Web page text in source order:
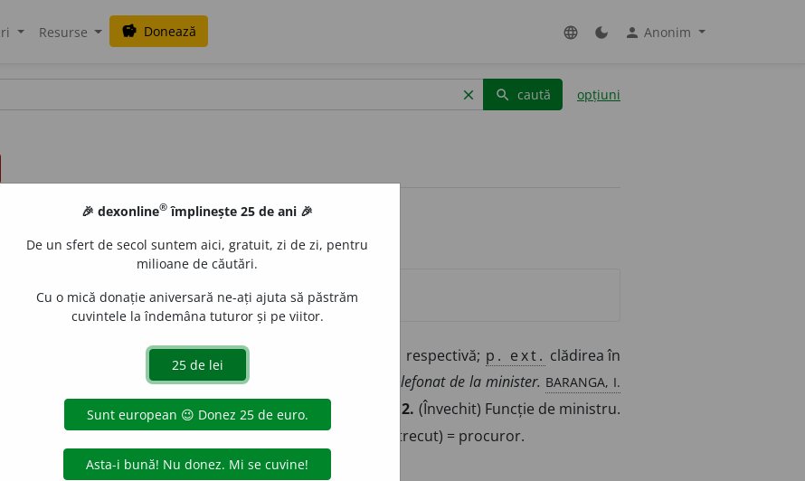
Resurse savings Donează language dark_mode person Anonim
clear search caută opțiuni
al administrației de stat condus de un ministru; instituția respectivă; p. ext. clădirea în
Și tu de unde știai de ședința de azi dimineață? Mi s-a telefonat de la minister. BARANGA, I.
Gheorghe – spune Ion oprindu-l în loc. SP. POPESCU, M. G. 65.2. (Învechit) Funcție de ministru.
ALECSANDRI, T. I427.3.(Înexpr.)Minister public (în trecut) = procuror.
acțiuni
🎉 dexonline® împlinește 25 de ani 🎉
De un sfert de secol suntem aici, gratuit, zi de zi, pentru
milioane de căutări.
Cu o mică donație aniversară ne-ați ajuta să păstrăm
cuvintele la îndemâna tuturor și pe viitor.